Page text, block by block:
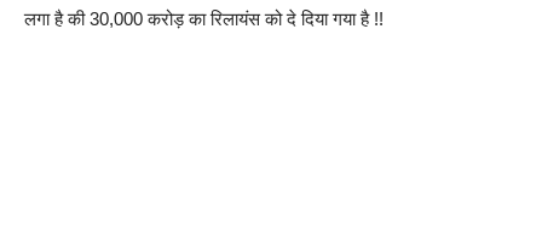
लगा है की 30,000 करोड़ का रिलायंस को दे दिया गया है !!